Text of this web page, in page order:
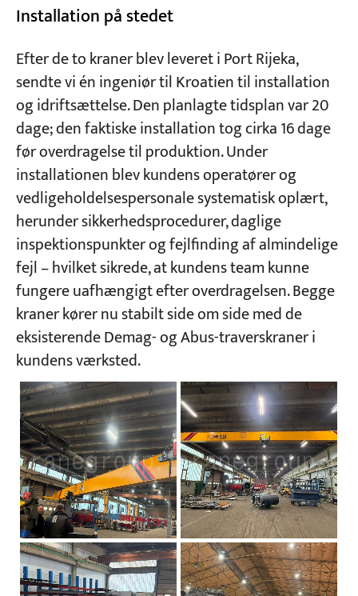
Installation på stedet
Efter de to kraner blev leveret i Port Rijeka,
sendte vi én ingeniør til Kroatien til installation
og idriftsættelse. Den planlagte tidsplan var 20
dage; den faktiske installation tog cirka 16 dage
før overdragelse til produktion. Under
installationen blev kundens operatører og
vedligeholdelsespersonale systematisk oplært,
herunder sikkerhedsprocedurer, daglige
inspektionspunkter og fejlfinding af almindelige
fejl – hvilket sikrede, at kundens team kunne
fungere uafhængigt efter overdragelsen. Begge
kraner kører nu stabilt side om side med de
eksisterende Demag- og Abus-traverskraner i
kundens værksted.